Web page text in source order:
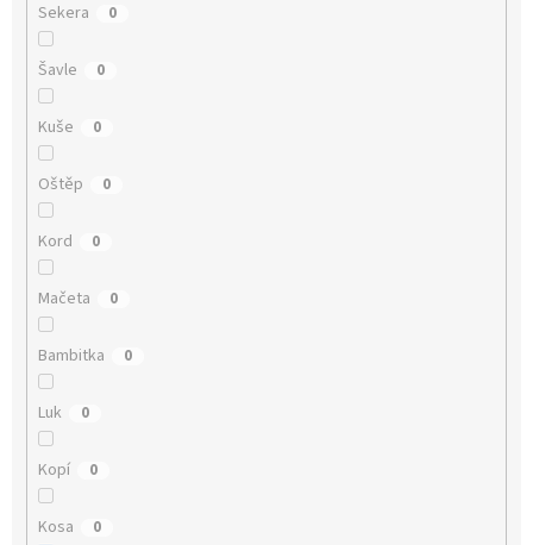
Sekera 0
Šavle 0
Kuše 0
Oštěp 0
Kord 0
Mačeta 0
Bambitka 0
Luk 0
Kopí 0
Kosa 0